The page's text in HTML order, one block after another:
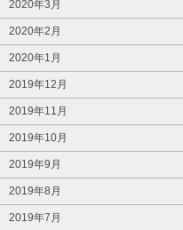
2020年3月
2020年2月
2020年1月
2019年12月
2019年11月
2019年10月
2019年9月
2019年8月
2019年7月